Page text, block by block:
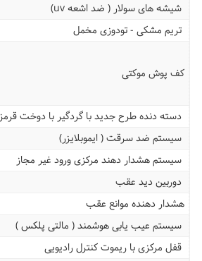
شیشه های سولار ( ضد اشعه uv)
تریم مشکی - تودوزی مخمل
کف پوش موکتی
دسته دنده طرح جدید با گردگیر با دوخت قرمز
سیستم ضد سرقت ( ایموبلایزر)
سیستم هشدار دهند مرکزی ورود غیر مجاز
دوربین دید عقب
هشدار دهنده موانع عقب
سیستم عیب یابی هوشمند ( مالتی پلکس )
قفل مرکزی با ریموت کنترل رادیویی